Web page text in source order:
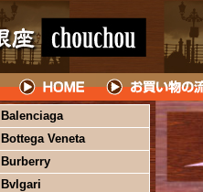
Balenciaga
Bottega Veneta
Burberry
Bvlgari